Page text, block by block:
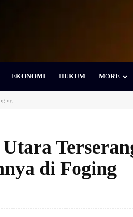
EKONOMI HUKUM MORE
di Foging